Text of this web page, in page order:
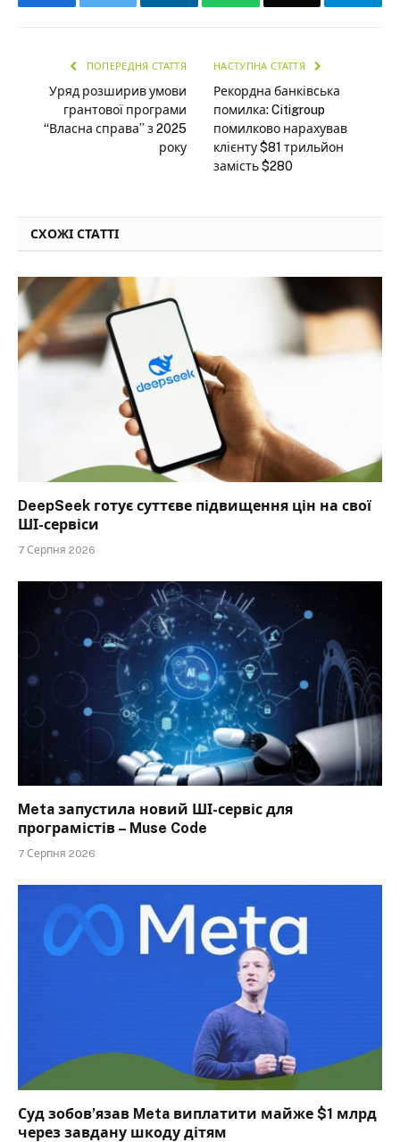
ПОПЕРЕДНЯ СТАТТЯ
Уряд розширив умови
грантової програми
“Власна справа” з 2025
року
НАСТУПНА СТАТТЯ
Рекордна банківська
помилка: Citigroup
помилково нарахував
клієнту $81 трильйон
замість $280
СХОЖІ СТАТТІ
DeepSeek готує суттєве підвищення цін на свої
ШІ-сервіси
7 Серпня 2026
Meta запустила новий ШІ-сервіс для
програмістів – Muse Code
7 Серпня 2026
Суд зобов’язав Meta виплатити майже $1 млрд
через завдану шкоду дітям